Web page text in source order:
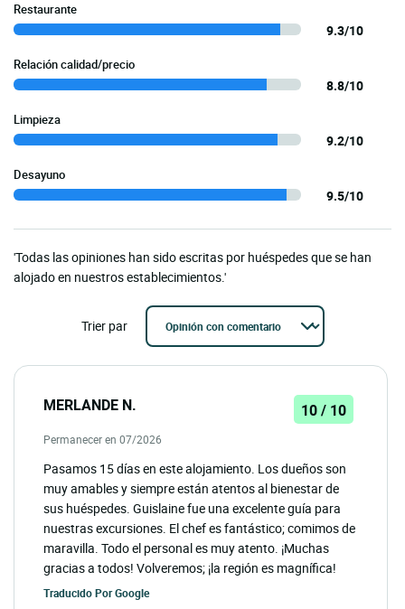
Restaurante
9.3/10
Relación calidad/precio
8.8/10
Limpieza
9.2/10
Desayuno
9.5/10
'Todas las opiniones han sido escritas por huéspedes que se han
alojado en nuestros establecimientos.'
Trier par
MERLANDE N. 10 / 10
Permanecer en 07/2026
Pasamos 15 días en este alojamiento. Los dueños son
muy amables y siempre están atentos al bienestar de
sus huéspedes. Guislaine fue una excelente guía para
nuestras excursiones. El chef es fantástico; comimos de
maravilla. Todo el personal es muy atento. ¡Muchas
gracias a todos! Volveremos; ¡la región es magnífica!
Traducido PorGoogle